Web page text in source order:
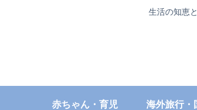
生活の知恵
赤ちゃん・育児 海外旅行・